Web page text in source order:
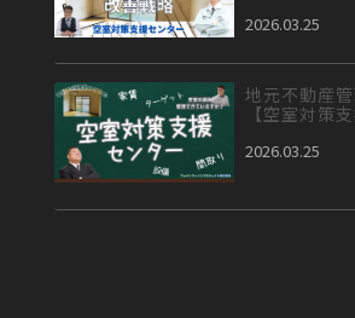
2026.03.25
地元不動産
【空室対策
2026.03.25